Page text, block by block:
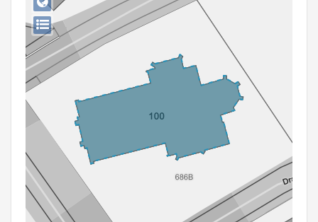
Aanmelden